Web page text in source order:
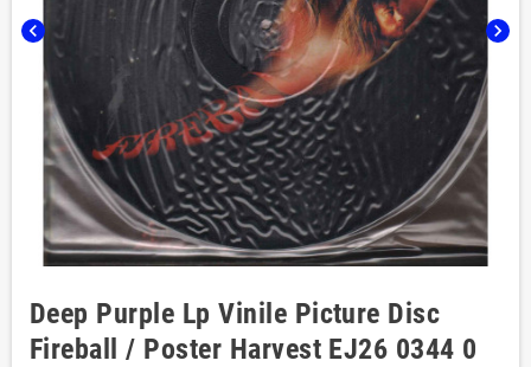
chevron_left chevron_right
Deep Purple Lp Vinile Picture Disc
Fireball / Poster Harvest EJ26 0344 0